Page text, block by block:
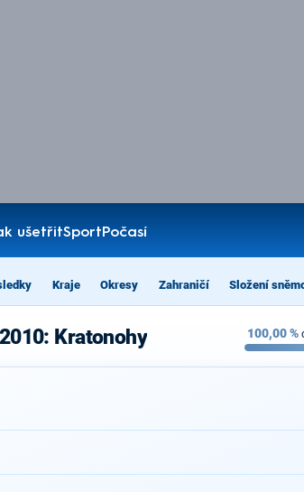
ušetřitSportPočasí
Kraje Okresy Zahraničí Složení
Kratonohy 100,00%